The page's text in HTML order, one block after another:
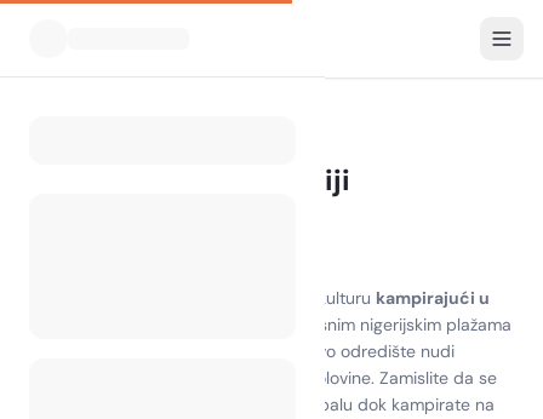
Kampiranje u Nigeriji
Doživite zadivljujuće krajolike i živahnu kulturu kampirajući u
. Od mirnih kampova na prekrasnim nigerijskim plažama
do bujnih šuma i valovitih brežuljaka, ovo odredište nudi
jedinstvenu kombinaciju prirode i pustolovine. Zamislite da se
budite uz zvuk valova koji zapljuskuju obalu dok kampirate na